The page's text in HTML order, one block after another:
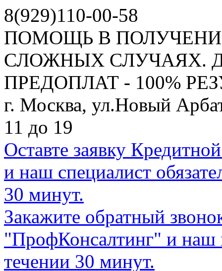
8(929)110-00-58
ПОМОЩЬ В
СЛОЖНЫХ СЛУЧАЯХ.
ПРЕДОПЛАТ - 100%
г. Москва, ул.Новый
11 до 19
Оставте заявку
и наш специалист
30 минут.
Закажите обратный
"ПрофКонсалтинг" и наш
течении 30 минут.